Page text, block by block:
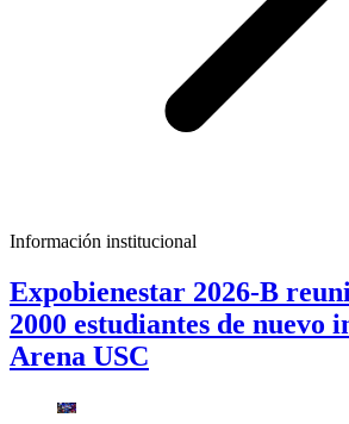
Información institucional
Expobienestar 2026-B
2000 estudiantes de nuevo
Arena USC